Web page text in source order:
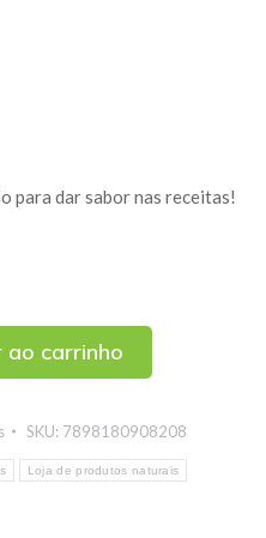
para dar sabor nas receitas!
ao carrinho
SKU: 7898180908208
Loja de produtos naturais